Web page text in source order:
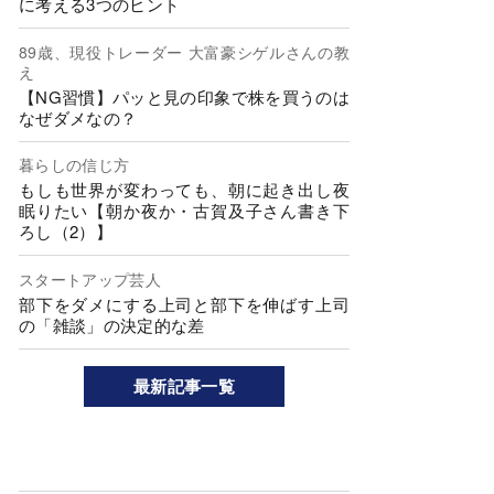
89歳、現役トレーダー 大富豪シゲルさんの教
え
【NG習慣】パッと見の印象で株を買うのは
なぜダメなの？
暮らしの信じ方
もしも世界が変わっても、朝に起き出し夜
眠りたい【朝か夜か・古賀及子さん書き下
ろし（2）】
スタートアップ芸人
部下をダメにする上司と部下を伸ばす上司
の「雑談」の決定的な差
最新記事一覧